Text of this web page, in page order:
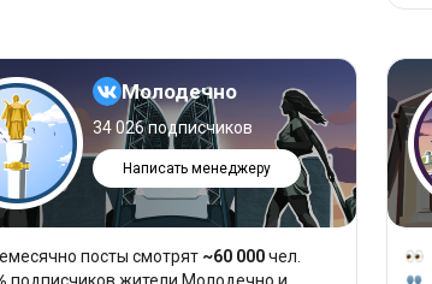
Молодечно
34 026 подписчиков
Написать менеджеру
посты смотрят ~60 000чел.